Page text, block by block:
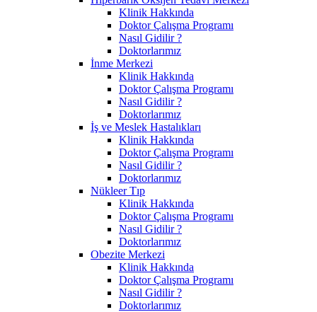
Klinik Hakkında
Doktor Çalışma Programı
Nasıl Gidilir ?
Doktorlarımız
İnme Merkezi
Klinik Hakkında
Doktor Çalışma Programı
Nasıl Gidilir ?
Doktorlarımız
İş ve Meslek Hastalıkları
Klinik Hakkında
Doktor Çalışma Programı
Nasıl Gidilir ?
Doktorlarımız
Nükleer Tıp
Klinik Hakkında
Doktor Çalışma Programı
Nasıl Gidilir ?
Doktorlarımız
Obezite Merkezi
Klinik Hakkında
Doktor Çalışma Programı
Nasıl Gidilir ?
Doktorlarımız